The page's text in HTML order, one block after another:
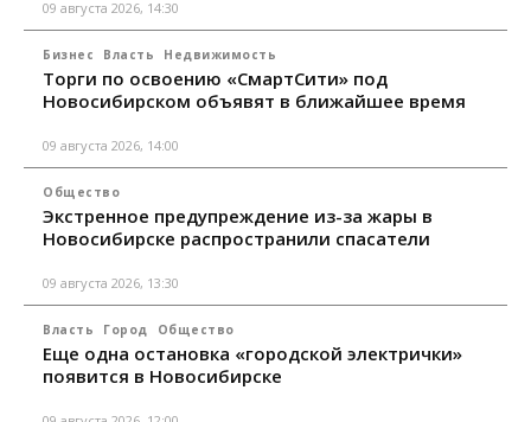
09 августа 2026, 14:30
Бизнес Власть Недвижимость
Торги по освоению «СмартСити» под
Новосибирском объявят в ближайшее время
09 августа 2026, 14:00
Общество
Экстренное предупреждение из-за жары в
Новосибирске распространили спасатели
09 августа 2026, 13:30
Власть Город Общество
Еще одна остановка «городской электрички»
появится в Новосибирске